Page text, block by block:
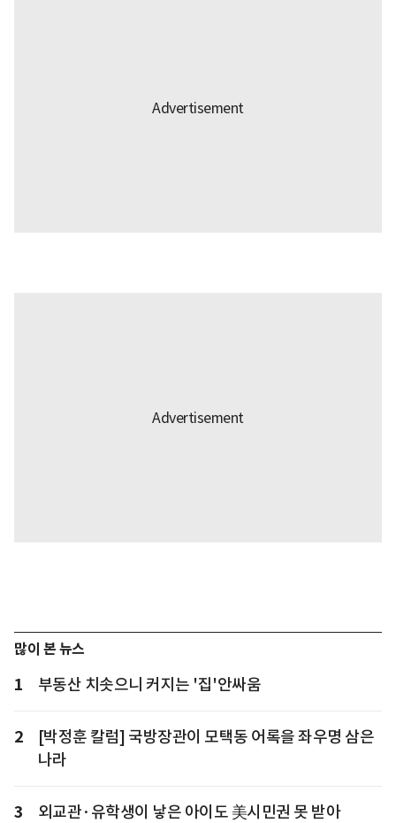
많이 본 뉴스
1 부동산 치솟으니 커지는 '집'안싸움
2
[박정훈 칼럼] 국방장관이 모택동 어록을 좌우명 삼은
나라
3 외교관·유학생이 낳은 아이도 美시민권 못 받아